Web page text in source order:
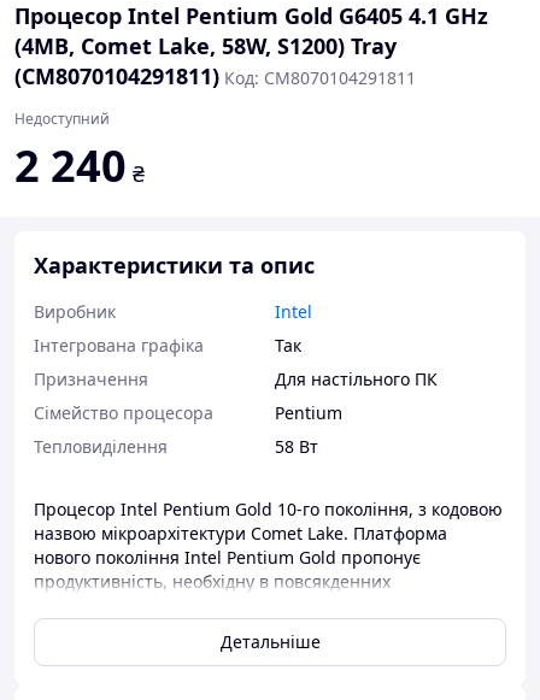
Процесор Intel Pentium Gold G6405 4.1 GHz
(4MB, Comet Lake, 58W, S1200) Tray
(CM8070104291811) Код: CM8070104291811
Недоступний
2 240 ₴
Характеристики та опис
Виробник
Intel
Інтегрована графіка
Так
Призначення
Для настільного ПК
Сімейство процесора
Pentium
Тепловиділення
58 Вт
Процесор Intel Pentium Gold 10-го покоління, з кодовою
назвою мікроархітектури Comet Lake. Платформа
нового покоління Intel Pentium Gold пропонує
продуктивність, необхідну в повсякденних
введення та технологія Intel Ready Mode, що
забезпечують «постійну готовність ПК до роботи».
Детальніше